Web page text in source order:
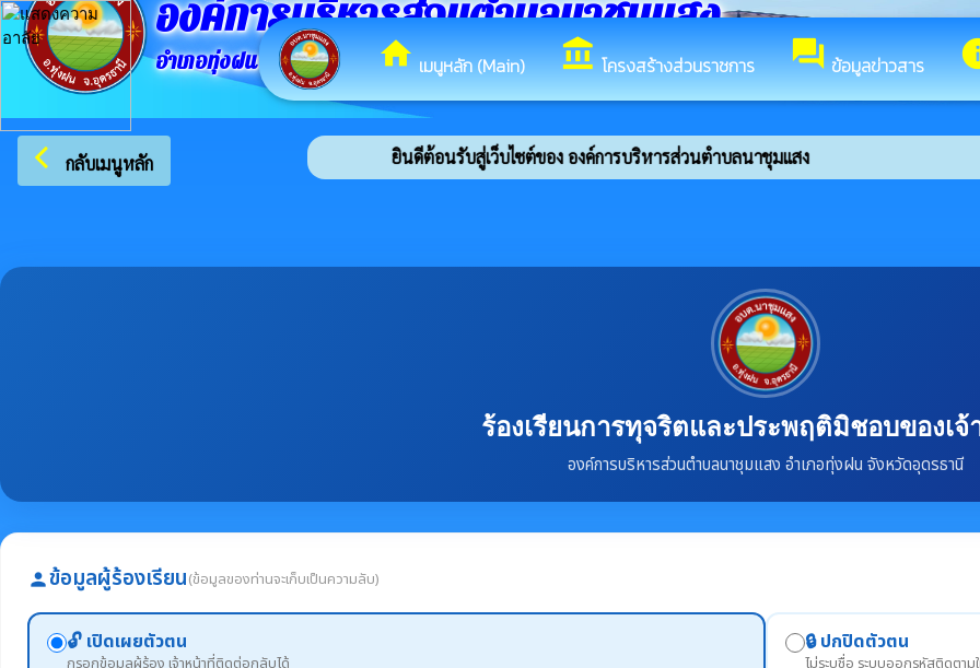
homeเมนูหลัก (Main) account_balanceโครงสร้างส่วนราชการ forumข้อมูลข่าวสาร
องค์การบริหารส่วนตำบลนาชุมแสง
อำเภอทุ่งฝน จังหวัดอุดรธานี
arrow_back_ios กลับเมนูหลัก ยินดีต้อนรับสู่เว็บไซต์ของ องค์การบริหารส่วนตำบลนาชุมแสง
ร้องเรียนการทุจริตและประพฤติมิชอบของเ
องค์การบริหารส่วนตำบลนาชุมแสง อำเภอทุ่งฝน จังหวัดอุดรธานี
personข้อมูลผู้ร้องเรียน(ข้อมูลของท่านจะเก็บเป็นความลับ)
🔓 เปิดเผยตัวตน
กรอกข้อมูลผู้ร้อง เจ้าหน้าที่ติดต่อกลับได้
🔒 ปกปิดตัวตน
ไม่ระบุชื่อ ระบบออกรหัสติดตาม